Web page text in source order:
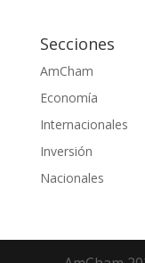
Secciones
AmCham
Economía
Internacionales
Inversión
Nacionales